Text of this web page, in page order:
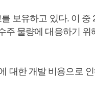
보유하고 있다. 이 중
주 물량에 대응하기 위
대한 개발 비용으로 인